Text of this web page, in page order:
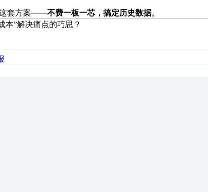
这套方案——不费一板一芯，搞定历史数据。
本”解决痛点的巧思？